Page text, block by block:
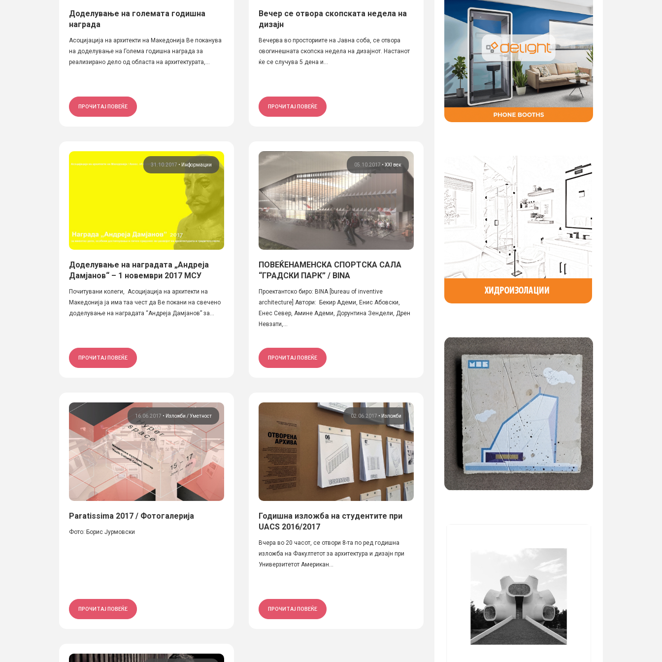
Доделување на големата годишна
награда
Асоцијација на архитекти на Македонија Ве поканува
на доделување на Голема годишна награда за
реализирано дело од областа на архитектурата,...
ПРОЧИТАЈ ПОВЕЌЕ
Вечер се отвора скопската недела на
дизајн
Вечерва во просториите на Јавна соба, се отвора
овогинешната скопска недела на дизајнот. Настанот
ќе се случува 5 дена и...
ПРОЧИТАЈ ПОВЕЌЕ
31.10.2017 • Информации
Доделување на наградата „Андреја
Дамјанов“ – 1 новември 2017 МСУ
Почитувани колеги, Асоцијација на архитекти на
Македонија ја има таа чест да Ве покани на свечено
доделување на наградата “Андреја Дамјанов” за...
ПРОЧИТАЈ ПОВЕЌЕ
05.10.2017 • XXI век
ПОВЕЌЕНАМЕНСКА СПОРТСКА САЛА
“ГРАДСКИ ПАРК” / BINA
Проектантско биро: BINA [bureau of inventive
architecture] Автори: Бекир Адеми, Енис Абовски,
Енес Север, Амине Адеми, Дорунтина Зендели, Дрен
Невзати,...
ПРОЧИТАЈ ПОВЕЌЕ
16.06.2017 • Изложби Уметност
Paratissima 2017 / Фотогалерија
Фото: Борис Јурмовски
ПРОЧИТАЈ ПОВЕЌЕ
02.06.2017 • Изложби
Годишна изложба на студентите при
UACS 2016/2017
Вчера во 20 часот, се отвори 8-та по ред годишна
изложба на Факултетот за архитектура и дизајн при
Универзитетот Американ...
ПРОЧИТАЈ ПОВЕЌЕ